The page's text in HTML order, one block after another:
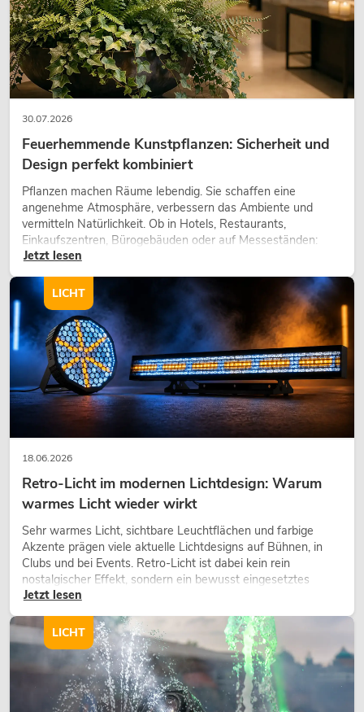
EUROLITE LED TMH-W63 Moving-
Head Zoom Wash
Bestand reicht ca. 12 Wo.
299,00
EUROLITE LED TMH-S30 Moving-Head
€
30.07.2026
Feuerhemmende Kunstpflanzen: Sicherheit und
Design perfekt kombiniert
Pflanzen machen Räume lebendig. Sie schaffen eine
angenehme Atmosphäre, verbessern das Ambiente und
vermitteln Natürlichkeit. Ob in Hotels, Restaurants,
Einkaufszentren, Bürogebäuden oder auf Messeständen:
eine hochwertige Begrünung gehört heute längst zum
Jetzt lesen
18.06.2026
Retro-Licht im modernen Lichtdesign: Warum
warmes Licht wieder wirkt
Sehr warmes Licht, sichtbare Leuchtflächen und farbige
Akzente prägen viele aktuelle Lichtdesigns auf Bühnen, in
Clubs und bei Events. Retro-Licht ist dabei kein rein
nostalgischer Effekt, sondern ein bewusst eingesetztes
Gestaltungsmittel: Es schafft Atmosphäre, gibt Szenen
wirken lassen.
Jetzt lesen
LICHT
LICHT